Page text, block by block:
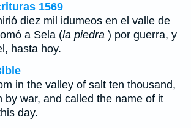
1569
diez mil idumeos en el valle de
a Sela (la piedra ) por guerra, y
hasta hoy.
in the valley of salt ten thousand,
by war, and called the name of it
day.